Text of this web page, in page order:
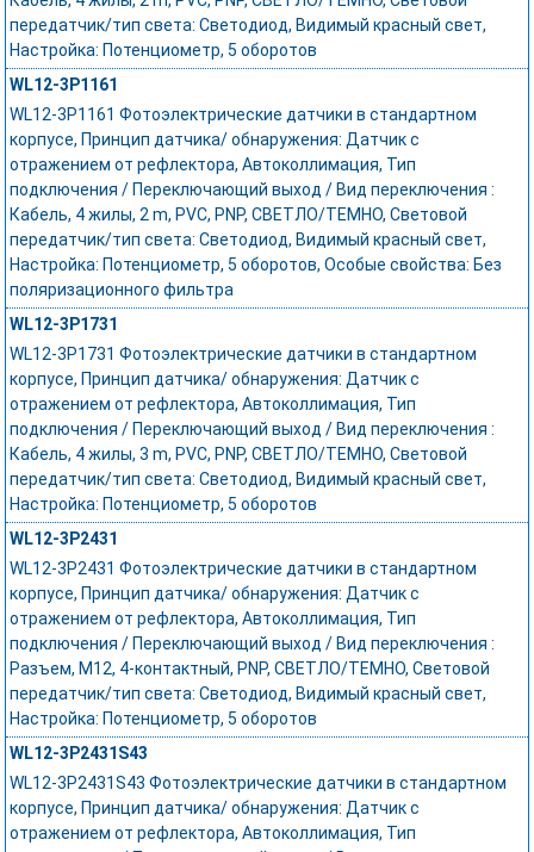
передатчик/тип света: Светодиод, Видимый красный свет,
Настройка: Потенциометр, 5 оборотов
WL12-3P1161
WL12-3P1161 Фотоэлектрические датчики в стандартном
корпусе, Принцип датчика/ обнаружения: Датчик с
отражением от рефлектора, Автоколлимация, Тип
подключения / Переключающий выход / Вид переключения :
Кабель, 4 жилы, 2 m, PVC, PNP, СВЕТЛО/ТЕМНО, Световой
передатчик/тип света: Светодиод, Видимый красный свет,
Настройка: Потенциометр, 5 оборотов, Особые свойства: Без
поляризационного фильтра
WL12-3P1731
WL12-3P1731 Фотоэлектрические датчики в стандартном
корпусе, Принцип датчика/ обнаружения: Датчик с
отражением от рефлектора, Автоколлимация, Тип
подключения / Переключающий выход / Вид переключения :
Кабель, 4 жилы, 3 m, PVC, PNP, СВЕТЛО/ТЕМНО, Световой
передатчик/тип света: Светодиод, Видимый красный свет,
Настройка: Потенциометр, 5 оборотов
WL12-3P2431
WL12-3P2431 Фотоэлектрические датчики в стандартном
корпусе, Принцип датчика/ обнаружения: Датчик с
отражением от рефлектора, Автоколлимация, Тип
подключения / Переключающий выход / Вид переключения :
Разъем, M12, 4-контактный, PNP, СВЕТЛО/ТЕМНО, Световой
передатчик/тип света: Светодиод, Видимый красный свет,
Настройка: Потенциометр, 5 оборотов
WL12-3P2431S43
WL12-3P2431S43 Фотоэлектрические датчики в стандартном
корпусе, Принцип датчика/ обнаружения: Датчик с
отражением от рефлектора, Автоколлимация, Тип